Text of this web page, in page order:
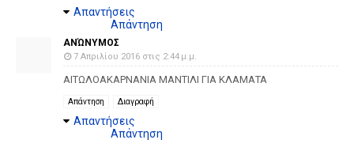
Απαντήσεις
Απάντηση
ΑΝΏΝΥΜΟΣ
7 Απριλίου 2016 στις 2:44 μ.μ.
AITΩΛΟΑΚΑΡΝΑΝΙΑ ΜΑΝΤΙΛΙ ΓΙΑ ΚΛΑΜΑΤΑ
Απάντηση Διαγραφή
Απαντήσεις
Απάντηση